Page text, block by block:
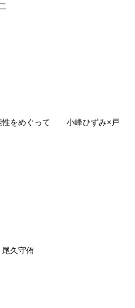
性をめぐって 小峰ひずみ×戸
久守侑